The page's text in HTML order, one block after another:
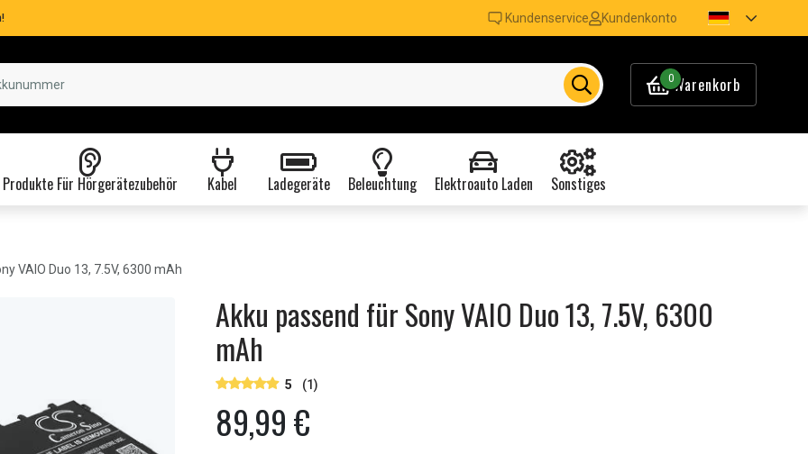
Kundenservice Kundenkonto
0Warenkorb
Produkte Für Hörgerätezubehör Kabel Ladegeräte Beleuchtung Elektroauto Laden Sonstiges
VAIO Duo 13, 7.5V, 6300 mAh
Akku passend für Sony VAIO Duo 13, 7.5V, 6300
mAh
5 (1)
89,99 €